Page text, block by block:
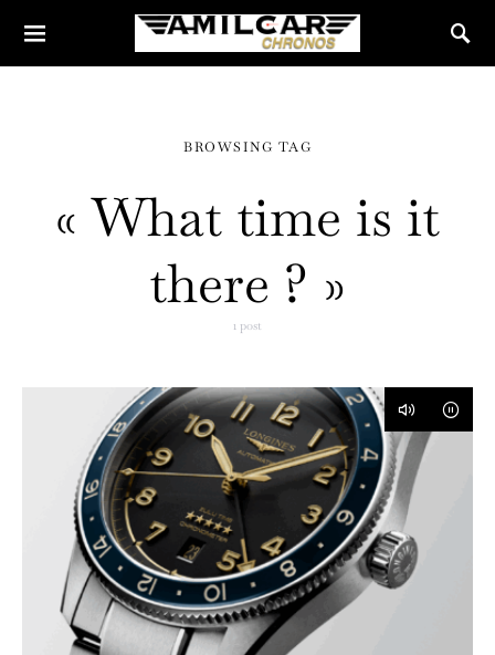
BROWSING TAG
« What time is it
there ? »
1 post